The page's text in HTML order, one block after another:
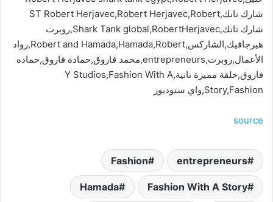
شارك تانك,ST Robert Herjavec,Robert Herjavec,Robert
شارك تانك,Shark Tank global,RobertHerjavec,روبرت
هيرجافيك,الشاركس,Robert and Hamada,Hamada,Robert,رواد
الأعمال,روبرت,entrepreneurs,محمد فاروق,حمادة فاروق,حماده
فاروق,حلقة مميزة تانية,Y Studios,Fashion With A
Story,Fashion,واي ستوديوز
source
entrepreneurs
Fashion
Fashion With A Story
Hamada